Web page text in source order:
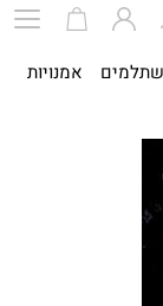
אמנויות